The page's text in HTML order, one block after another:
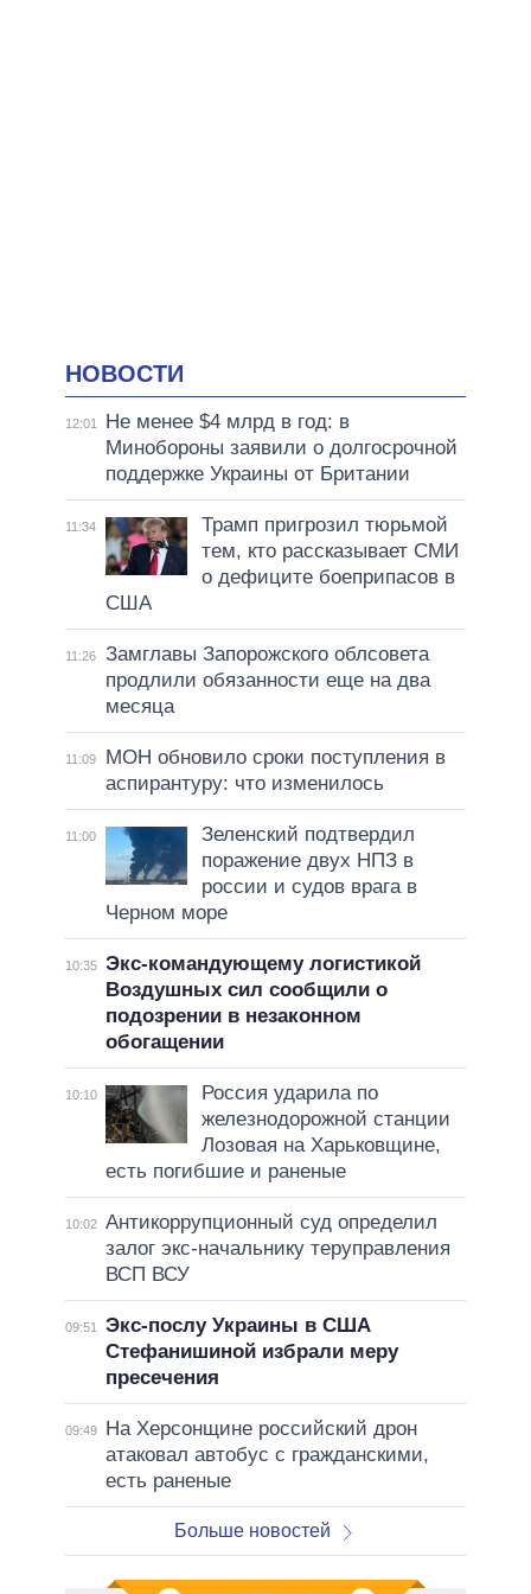
НОВОСТИ
12:01
Не менее $4 млрд в год: в
Минобороны заявили о долгосрочной
поддержке Украины от Британии
11:34
Трамп пригрозил тюрьмой
тем, кто рассказывает СМИ
о дефиците боеприпасов в
США
11:26
Замглавы Запорожского облсовета
продлили обязанности еще на два
месяца
11:09
МОН обновило сроки поступления в
аспирантуру: что изменилось
11:00
Зеленский подтвердил
поражение двух НПЗ в
россии и судов врага в
Черном море
10:35 Экс-командующему логистикой
Воздушных сил сообщили о
подозрении в незаконном
обогащении
10:10
Россия ударила по
железнодорожной станции
Лозовая на Харьковщине,
есть погибшие и раненые
10:02 Антикоррупционный суд определил
залог экс-начальнику теруправления
ВСП ВСУ
09:51
Экс-послу Украины в США
Стефанишиной избрали меру
пресечения
09:49
На Херсонщине российский дрон
атаковал автобус с гражданскими,
есть раненые
Больше новостей